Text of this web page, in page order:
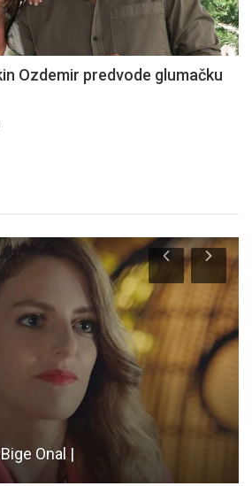
Ozdemir predvode glumačku
Onal |